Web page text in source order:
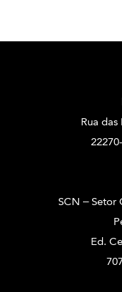
Rua
SCN – Setor
Ed.